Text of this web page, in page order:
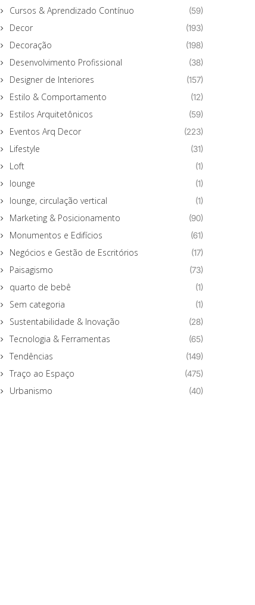
Cursos & Aprendizado Contínuo (59)
Decor (193)
Decoração (198)
Desenvolvimento Profissional (38)
Designer de Interiores (157)
Estilo & Comportamento (12)
Estilos Arquitetônicos (59)
Eventos Arq Decor (223)
Lifestyle (31)
Loft (1)
lounge (1)
lounge, circulação vertical (1)
Marketing & Posicionamento (90)
Monumentos e Edifícios (61)
Negócios e Gestão de Escritórios (17)
Paisagismo (73)
quarto de bebê (1)
Sem categoria (1)
Sustentabilidade & Inovação (28)
Tecnologia & Ferramentas (65)
Tendências (149)
Traço ao Espaço (475)
Urbanismo (40)